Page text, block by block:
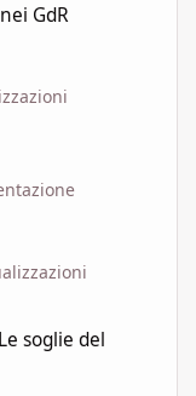
GdR
soglie del